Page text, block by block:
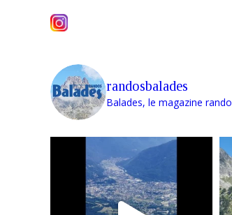
randosbalades
Balades, le magazine rando